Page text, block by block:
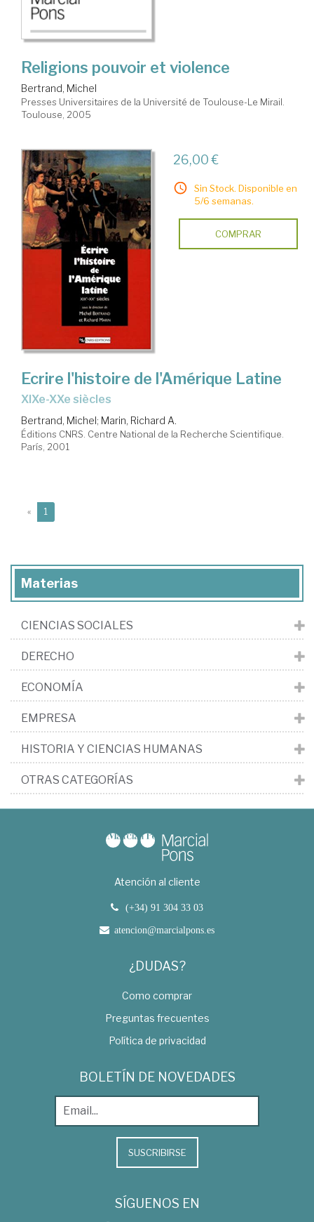
Religions pouvoir et violence
Bertrand, Michel
Presses Universitaires de la Université de Toulouse-Le Mirail.
Toulouse, 2005
26,00 €
Sin Stock. Disponible en
5/6 semanas.
COMPRAR
Ecrire l'histoire de l'Amérique Latine
XIXe-XXe siècles
Bertrand, Michel; Marin, Richard A.
Éditions CNRS. Centre National de la Recherche Scientifique.
París, 2001
« 1
Materias
CIENCIAS SOCIALES
DERECHO
ECONOMÍA
EMPRESA
HISTORIA Y CIENCIAS HUMANAS
OTRAS CATEGORÍAS
Atención al cliente
(+34) 91 304 33 03
atencion@marcialpons.es
¿DUDAS?
Como comprar
Preguntas frecuentes
Política de privacidad
BOLETÍN DE NOVEDADES
SUSCRIBIRSE
SÍGUENOS EN